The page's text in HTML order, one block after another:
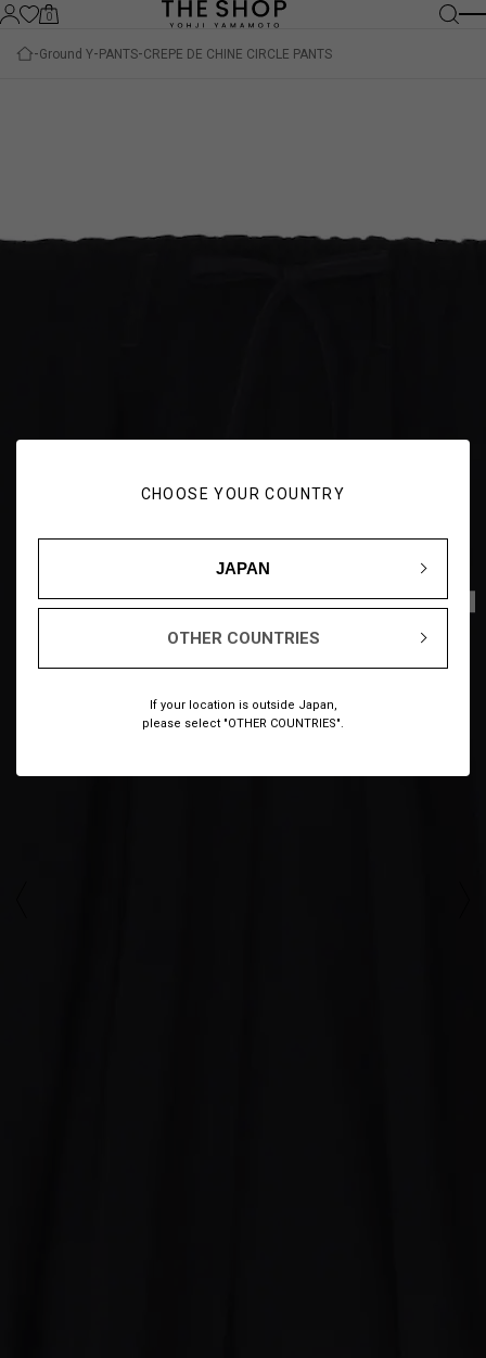
CHOOSE YOUR COUNTRY
JAPAN
OTHER COUNTRIES
If your location is outside Japan,
please select "OTHER COUNTRIES".
0
Ground Y PANTS CREPE DE CHINE CIRCLE PANTS
1/